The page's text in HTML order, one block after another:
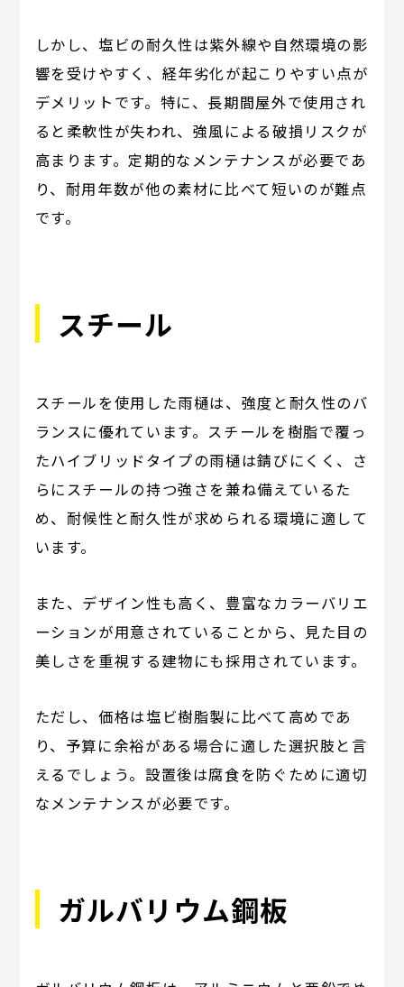
しかし、塩ビの耐久性は紫外線や自然環境の影
響を受けやすく、経年劣化が起こりやすい点が
デメリットです。特に、長期間屋外で使用され
ると柔軟性が失われ、強風による破損リスクが
高まります。定期的なメンテナンスが必要であ
り、耐用年数が他の素材に比べて短いのが難点
です。
スチール
スチールを使用した雨樋は、強度と耐久性のバ
ランスに優れています。スチールを樹脂で覆っ
たハイブリッドタイプの雨樋は錆びにくく、さ
らにスチールの持つ強さを兼ね備えているた
め、耐候性と耐久性が求められる環境に適して
います。
また、デザイン性も高く、豊富なカラーバリエ
ーションが用意されていることから、見た目の
美しさを重視する建物にも採用されています。
ただし、価格は塩ビ樹脂製に比べて高めであ
り、予算に余裕がある場合に適した選択肢と言
えるでしょう。設置後は腐食を防ぐために適切
なメンテナンスが必要です。
ガルバリウム鋼板